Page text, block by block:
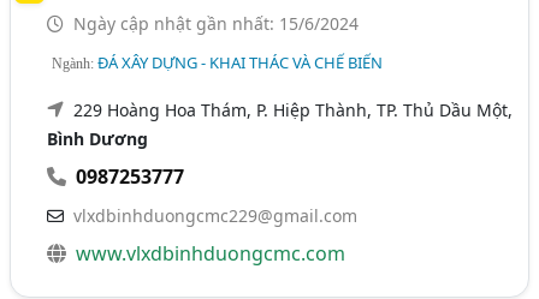
Ngày cập nhật gần nhất: 15/6/2024
Ngành:ĐÁ XÂY DỰNG - KHAI THÁC VÀ CHẾ BIẾN
229 Hoàng Hoa Thám, P. Hiệp Thành, TP. Thủ Dầu Một,
Bình Dương
0987253777
vlxdbinhduongcmc229@gmail.com
www.vlxdbinhduongcmc.com